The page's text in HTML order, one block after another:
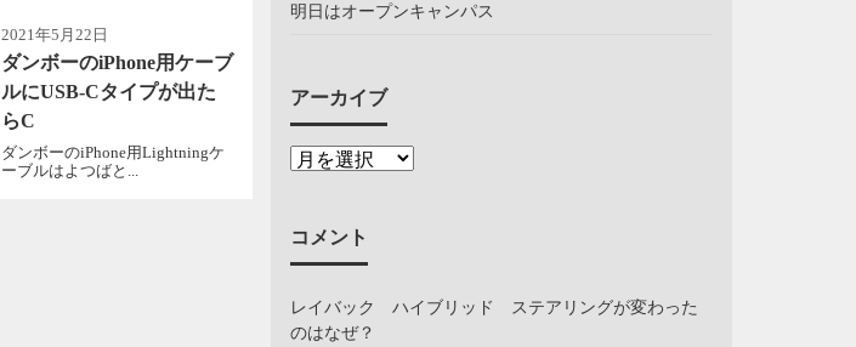
2021年5月22日
ダンボーのiPhone用ケーブ
ルにUSB-Cタイプが出た
らC
ダンボーのiPhone用Lightningケ
ーブルはよつばと...
明日はオープンキャンパス
アーカイブ
コメント
レイバック ハイブリッド ステアリングが変わった
のはなぜ？